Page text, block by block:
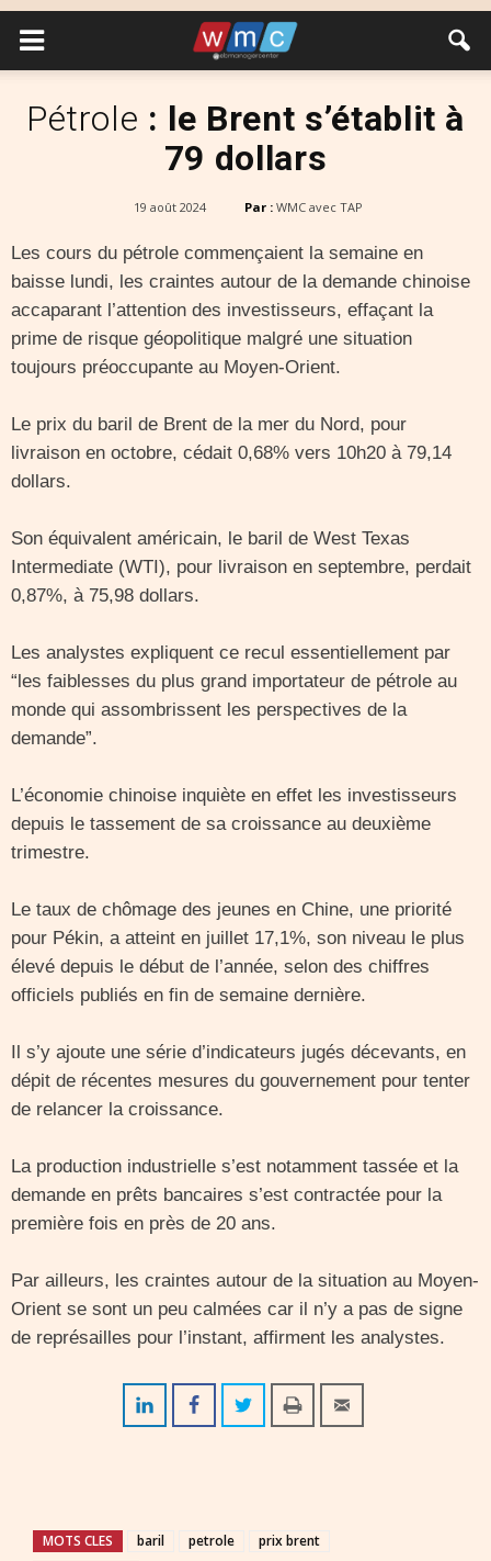
Pétrole : le Brent s’établit à
79 dollars
19 août 2024 Par : WMC avec TAP
Les cours du pétrole commençaient la semaine en
baisse lundi, les craintes autour de la demande chinoise
accaparant l’attention des investisseurs, effaçant la
prime de risque géopolitique malgré une situation
toujours préoccupante au Moyen-Orient.
Le prix du baril de Brent de la mer du Nord, pour
livraison en octobre, cédait 0,68% vers 10h20 à 79,14
dollars.
Son équivalent américain, le baril de West Texas
Intermediate (WTI), pour livraison en septembre, perdait
0,87%, à 75,98 dollars.
Les analystes expliquent ce recul essentiellement par
“les faiblesses du plus grand importateur de pétrole au
monde qui assombrissent les perspectives de la
demande”.
L’économie chinoise inquiète en effet les investisseurs
depuis le tassement de sa croissance au deuxième
trimestre.
Le taux de chômage des jeunes en Chine, une priorité
pour Pékin, a atteint en juillet 17,1%, son niveau le plus
élevé depuis le début de l’année, selon des chiffres
officiels publiés en fin de semaine dernière.
Il s’y ajoute une série d’indicateurs jugés décevants, en
dépit de récentes mesures du gouvernement pour tenter
de relancer la croissance.
La production industrielle s’est notamment tassée et la
demande en prêts bancaires s’est contractée pour la
première fois en près de 20 ans.
Par ailleurs, les craintes autour de la situation au Moyen-
Orient se sont un peu calmées car il n’y a pas de signe
de représailles pour l’instant, affirment les analystes.
MOTS CLES baril petrole
prix brent